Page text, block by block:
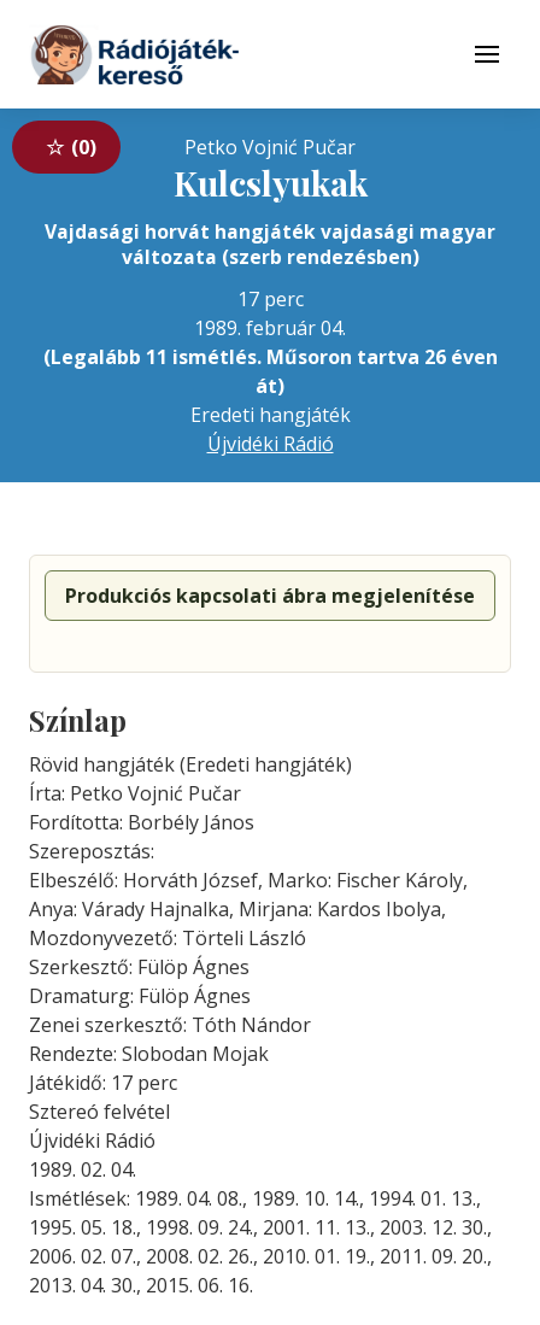
Tovább a tartalomhoz
Menü
0 Petko Vojnić Pučar
Kulcslyukak
Vajdasági horvát hangjáték vajdasági magyar
változata (szerb rendezésben)
17 perc
1989. február 04.
(Legalább 11 ismétlés. Műsoron tartva 26 éven
át)
Eredeti hangjáték
Újvidéki Rádió
Produkciós kapcsolati ábra megjelenítése
Színlap
Rövid hangjáték (Eredeti hangjáték)
Írta: Petko Vojnić Pučar
Fordította: Borbély János
Szereposztás:
Elbeszélő: Horváth József, Marko: Fischer Károly,
Anya: Várady Hajnalka, Mirjana: Kardos Ibolya,
Mozdonyvezető: Törteli László
Szerkesztő: Fülöp Ágnes
Dramaturg: Fülöp Ágnes
Zenei szerkesztő: Tóth Nándor
Rendezte: Slobodan Mojak
Játékidő: 17 perc
Sztereó felvétel
Újvidéki Rádió
1989. 02. 04.
Ismétlések: 1989. 04. 08., 1989. 10. 14., 1994. 01. 13.,
1995. 05. 18., 1998. 09. 24., 2001. 11. 13., 2003. 12. 30.,
2006. 02. 07., 2008. 02. 26., 2010. 01. 19., 2011. 09. 20.,
2013. 04. 30., 2015. 06. 16.